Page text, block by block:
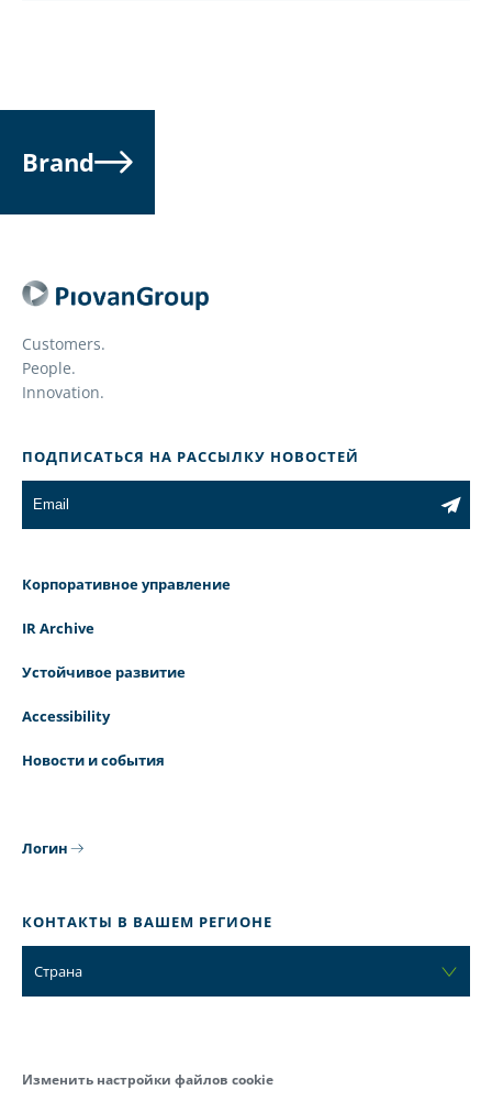
Brand
Customers.
People.
Innovation.
ПОДПИСАТЬСЯ НА РАССЫЛКУ НОВОСТЕЙ
Корпоративное управление
IR Archive
Устойчивое развитие
Accessibility
Новости и события
Логин
КОНТАКТЫ В ВАШЕМ РЕГИОНЕ
Страна
Изменить настройки файлов cookie